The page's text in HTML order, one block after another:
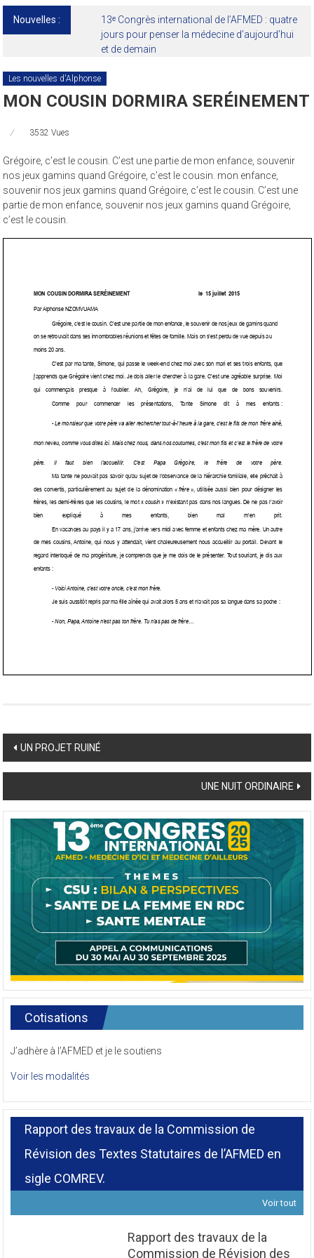
Nouvelles :
13ᵉ Congrès international de l’AFMED : quatre
jours pour penser la médecine d’aujourd’hui
et de demain
Les nouvelles d'Alphonse
MON COUSIN DORMIRA SERÉINEMENT
3532 Vues
Grégoire, c’est le cousin. C’est une partie de mon enfance, souvenir
nos jeux gamins quand Grégoire, c’est le cousin. mon enfance,
souvenir nos jeux gamins quand Grégoire, c’est le cousin. C’est une
partie de mon enfance, souvenir nos jeux gamins quand Grégoire,
c’est le cousin.
Post
navigation
UN PROJET RUINÉ
UNE NUIT ORDINAIRE
Cotisations
J’adhère à l’AFMED et je le soutiens
Voir les modalités
Rapport des travaux de la Commission de
Révision des Textes Statutaires de l’AFMED en
sigle COMREV.
Voir tout
Rapport des travaux de la
Commission de Révision des